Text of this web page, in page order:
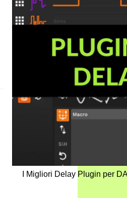
I Migliori Delay Plugin per